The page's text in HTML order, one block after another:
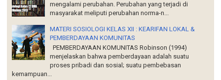
mengalami perubahan. Perubahan yang terjadi di
masyarakat meliputi perubahan norma-n...
MATERI SOSIOLOGI KELAS XII : KEARIFAN LOKAL &
PEMBERDAYAAN KOMUNITAS
PEMBERDAYAAN KOMUNITAS Robinson (1994)
menjelaskan bahwa pemberdayaan adalah suatu
proses pribadi dan sosial; suatu pembebasan
kemampuan...